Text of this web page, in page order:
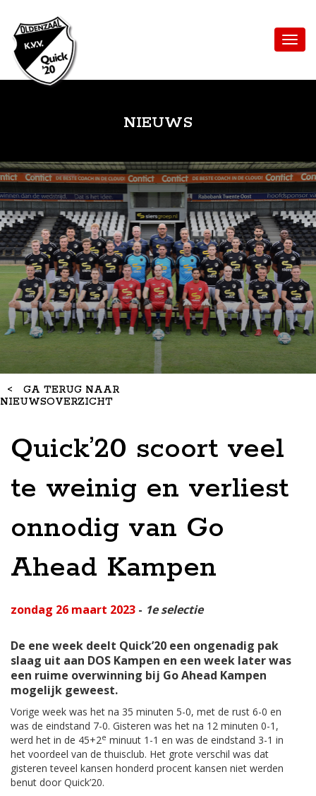
NIEUWS
< GA TERUG NAAR
NIEUWSOVERZICHT
Quick’20 scoort veel
te weinig en verliest
onnodig van Go
Ahead Kampen
zondag 26 maart 2023 - 1e selectie
De ene week deelt Quick’20 een ongenadig pak
slaag uit aan DOS Kampen en een week later was
een ruime overwinning bij Go Ahead Kampen
mogelijk geweest.
Vorige week was het na 35 minuten 5-0, met de rust 6-0 en
was de eindstand 7-0. Gisteren was het na 12 minuten 0-1,
werd het in de 45+2e minuut 1-1 en was de eindstand 3-1 in
het voordeel van de thuisclub. Het grote verschil was dat
gisteren teveel kansen honderd procent kansen niet werden
benut door Quick’20.